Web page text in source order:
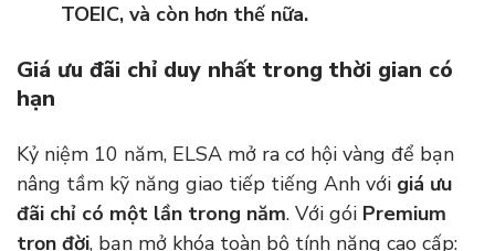
TOEIC, và còn hơn thế nữa.
Giá ưu đãi chỉ duy nhất trong thời gian có
hạn
Kỷ niệm 10 năm, ELSA mở ra cơ hội vàng để bạn
nâng tầm kỹ năng giao tiếp tiếng Anh với giá ưu
đãi chỉ có một lần trong năm. Với gói Premium
trọn đời, bạn mở khóa toàn bộ tính năng cao cấp: